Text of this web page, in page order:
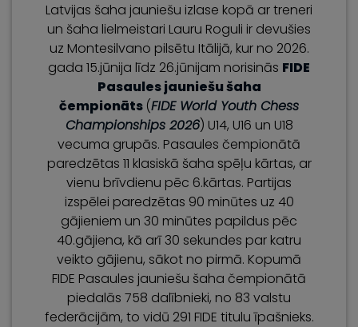
Latvijas šaha jauniešu izlase kopā ar treneri
un šaha lielmeistari Lauru Roguli ir devušies
uz Montesilvano pilsētu Itālijā, kur no 2026.
gada 15.jūnija līdz 26.jūnijam norisinās FIDE
Pasaules jauniešu šaha
čempionāts (FIDE World Youth Chess
Championships 2026) U14, U16 un U18
vecuma grupās. Pasaules čempionātā
paredzētas 11 klasiskā šaha spēļu kārtas, ar
vienu brīvdienu pēc 6.kārtas. Partijas
izspēlei paredzētas 90 minūtes uz 40
gājieniem un 30 minūtes papildus pēc
40.gājiena, kā arī 30 sekundes par katru
veikto gājienu, sākot no pirmā. Kopumā
FIDE Pasaules jauniešu šaha čempionātā
piedalās 758 dalībnieki, no 83 valstu
federācijām, to vidū 291 FIDE titulu īpašnieks.